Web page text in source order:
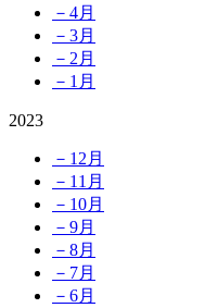
－4月
－3月
－2月
－1月
2023
－12月
－11月
－10月
－9月
－8月
－7月
－6月